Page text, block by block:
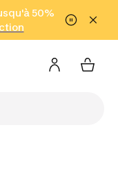
Aller au pied de
50%